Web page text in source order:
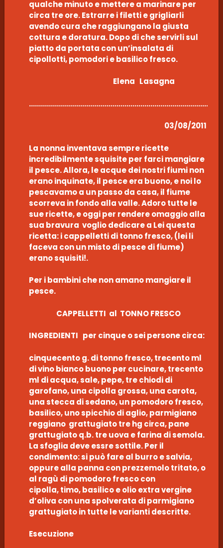
qualche minuto e mettere a marinare per
circa tre ore. Estrarre i filetti e grigliarli
avendo cura che raggiungano la giusta
cottura e doratura. Dopo di che servirli sul
piatto da portata con un’insalata di
cipollotti, pomodori e basilico fresco.
Elena Lasagna
03/08/2011
La nonna inventava sempre ricette
incredibilmente squisite per farci mangiare
il pesce. Allora, le acque dei nostri fiumi non
erano inquinate, il pesce era buono, e noi lo
pescavamo a un passo da casa, il fiume
scorreva in fondo alla valle. Adoro tutte le
sue ricette, e oggi per rendere omaggio alla
sua bravura voglio dedicare a Lei questa
ricetta: i cappelletti di tonno fresco, (lei li
faceva con un misto di pesce di fiume)
erano squisiti!.
Per i bambini che non amano mangiare il
pesce.
CAPPELLETTI al TONNO FRESCO
INGREDIENTI per cinque o sei persone circa:
cinquecento g. di tonno fresco, trecento ml
di vino bianco buono per cucinare, trecento
ml di acqua, sale, pepe, tre chiodi di
garofano, una cipolla grossa, una carota,
una stecca di sedano, un pomodoro fresco,
basilico, uno spicchio di aglio, parmigiano
reggiano grattugiato tre hg circa, pane
grattugiato q.b. tre uova e farina di semola.
La sfoglia deve essre sottile. Per il
condimento: si può fare al burro e salvia,
oppure alla panna con prezzemolo tritato, o
al ragù di pomodoro fresco con
cipolla, timo, basilico e olio extra vergine
d’oliva con una spolverata di parmigiano
grattugiato in tutte le varianti descritte.
Esecuzione